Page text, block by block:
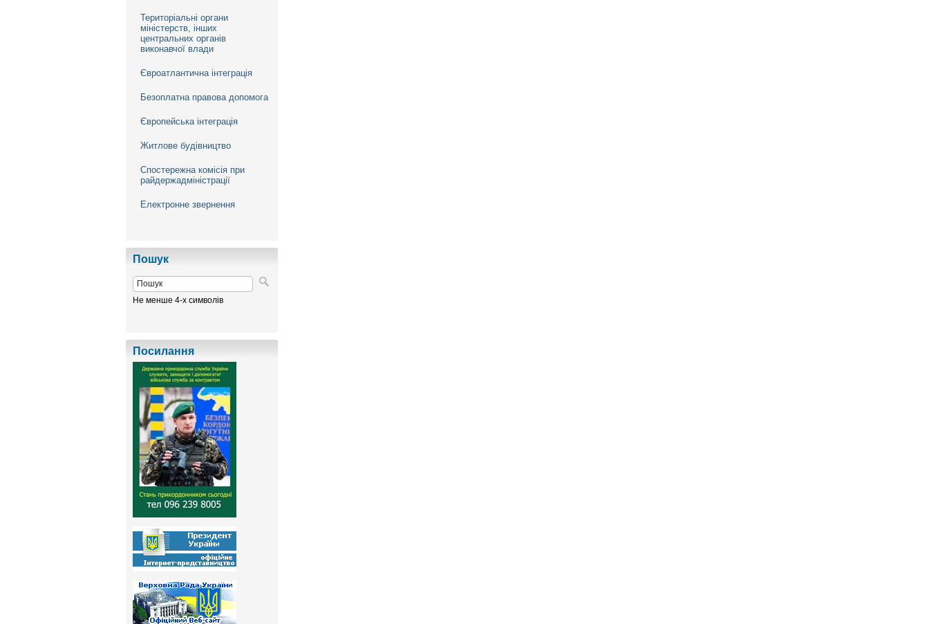
Територіальні органи
міністерств, інших
центральних органів
виконавчої влади
Євроатлантична інтеграція
Безоплатна правова допомога
Європейська інтеграція
Житлове будівництво
Спостережна комісія при
райдержадміністрації
Електронне звернення
Пошук
Не менше 4-х символів
Посилання